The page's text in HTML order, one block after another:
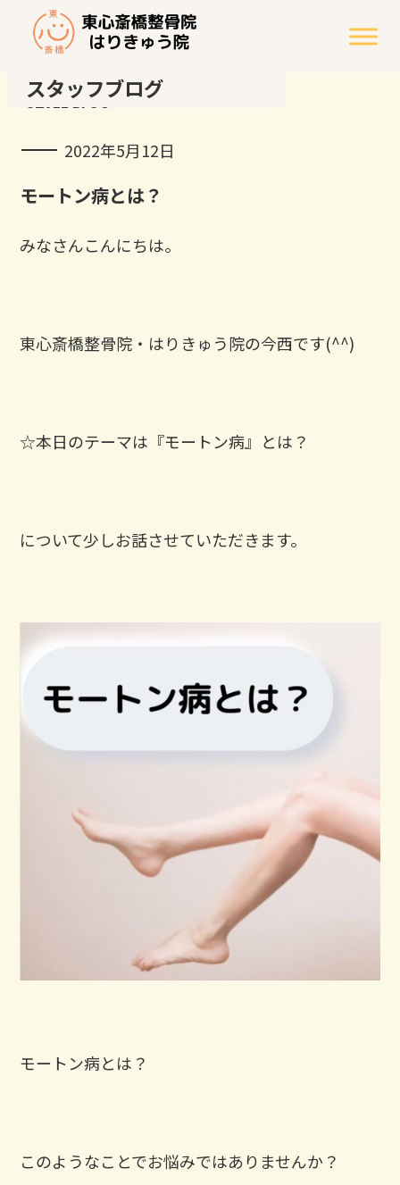
スタッフブログ
STAFF BLOG
2022年5月12日
モートン病とは？
みなさんこんにちは。
東心斎橋整骨院・はりきゅう院の今西です(^^)
☆本日のテーマは『モートン病』とは？
について少しお話させていただきます。
モートン病とは？
このようなことでお悩みではありませんか？